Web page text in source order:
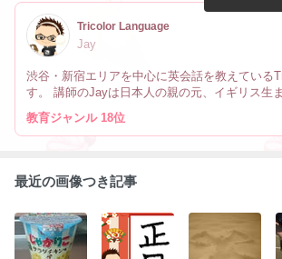
Tricolor Language
Jay
渋谷・新宿エリアを中心に英会話を教えている
す。 講師のJayは日本人の親の元、イギリス生
す。 なので英会話だけでなく、文化や英語の微
違い、海外生活の事も教えています。
教育ジャンル 18位
最近の画像つき記事